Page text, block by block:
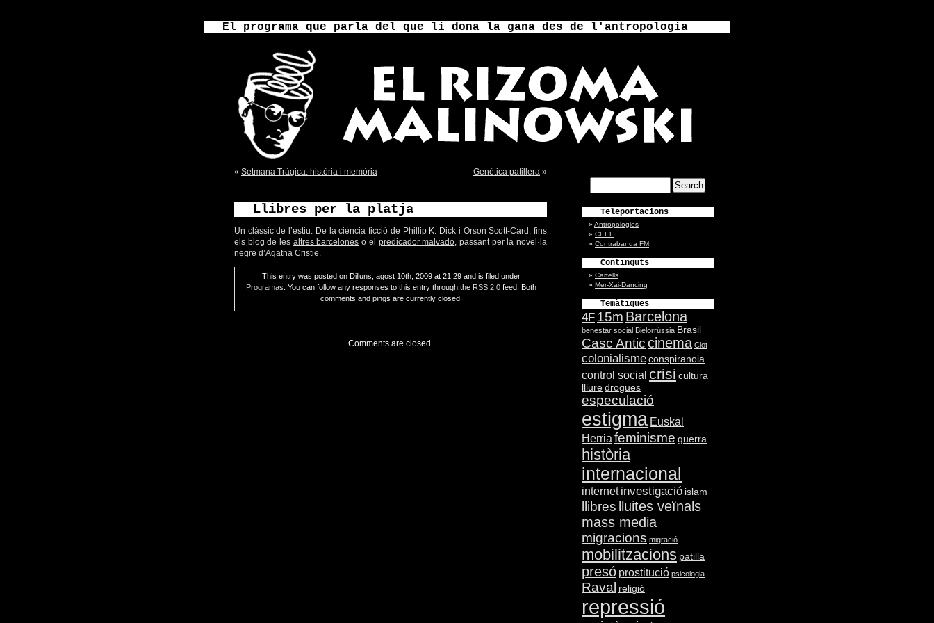
El programa que parla del que li dona la gana des de l'antropologia
« Setmana Tràgica: història i memòria Genètica patillera »
Llibres per la platja
Un clàssic de l’estiu. De la ciència ficció de Phillip K. Dick i Orson Scott-Card, fins
els blog de les altres barcelones o el predicador malvado, passant per la novel·la
negre d’Agatha Cristie.
This entry was posted on Dilluns, agost 10th, 2009 at 21:29 and is filed under
Programas . You can follow any responses to this entry through the RSS 2.0feed. Both
comments and pings are currently closed.
Comments are closed.
Teleportacions
Antropologies
CEEE
Contrabanda FM
Continguts
Cartells
Mer-Xai-Dancing
Temàtiques
4F 15m Barcelona
benestar social Bielorrússia Brasil
Casc Anticcinema Clot
colonialisme conspiranoia
control social crisi cultura
lliure drogues
especulació
estigma Euskal
Herria feminisme guerra
història
internacional
internet investigació islam
llibres
lluites veïnals
mass media
migracions migració
mobilitzacions patilla
presó prostitució psicologia
Raval religió
repressió